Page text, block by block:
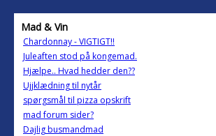
Mad & Vin
Chardonnay - VIGTIGT!!
Juleaften stod på kongemad.
Hjælpe.. Hvad hedder den??
Ujjklædning til nytår
spørgsmål til pizza opskrift
mad forum sider?
Dajlig busmandmad